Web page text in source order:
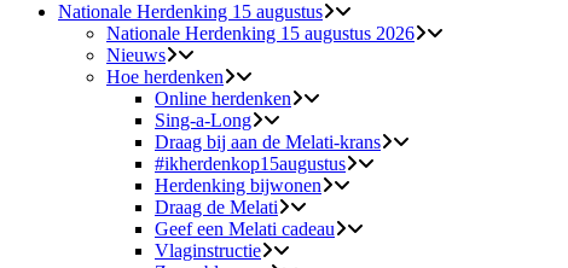
Nationale Herdenking 15 augustus
Nationale Herdenking 15 augustus 2026
Nieuws
Hoe herdenken
Online herdenken
Sing-a-Long
Draag bij aan de Melati-krans
#ikherdenkop15augustus
Herdenking bijwonen
Draag de Melati
Geef een Melati cadeau
Vlaginstructie